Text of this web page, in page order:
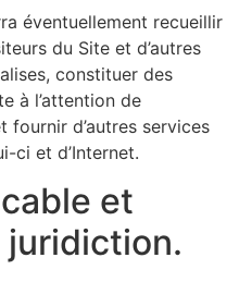
éventuellement recueillir
du Site et d’autres
constituer des
à l’attention de
fournir d’autres services
ci et d’Internet.
et